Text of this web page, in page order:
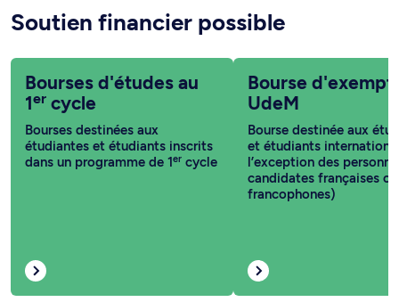
Soutien financier possible
Bourses d'études au
1er cycle
Bourses destinées aux
étudiantes et étudiants inscrits
dans un programme de 1 er cycle
Bourse
UdeM
Bourse destinée aux
et étudiants
l’exception des
candidates françaises
francophones)